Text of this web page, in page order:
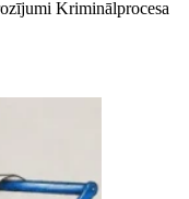
Kriminālprocesa